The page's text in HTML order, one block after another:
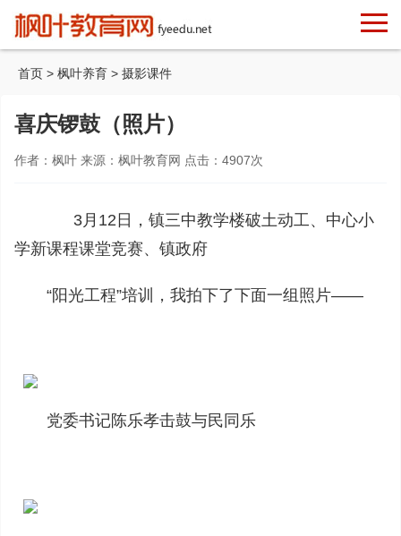
首页 > 枫叶养育 > 摄影课件
喜庆锣鼓（照片）
作者：枫叶 来源：枫叶教育网 点击： 4907次
3月12日，镇三中教学楼破土动工、中心小
学新课程课堂竞赛、镇政府
“阳光工程”培训，我拍下了下面一组照片——
党委书记陈乐孝击鼓与民同乐